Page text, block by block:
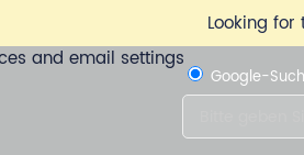
Looking
Google-